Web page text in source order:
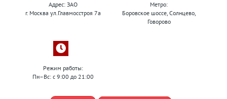
Адрес: ЗАО
г. Москва ул.Главмосстроя 7а
Метро:
Боровское шоссе, Солнцево,
Говорово
Режим работы:
Пн–Вс: с 9:00 до 21:00